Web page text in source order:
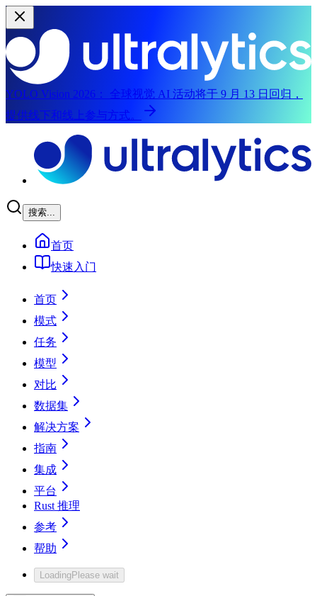
YOLO Vision 2026：
全球视觉 AI 活动将于 9 月 13 日回归，
提供线下和线上参与方式。
搜索...
首页
快速入门
首页
模式
任务
模型
对比
数据集
解决方案
指南
集成
平台
Rust 推理
参考
帮助
LoadingPlease wait